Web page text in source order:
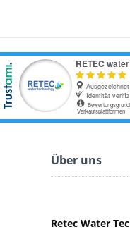
Über uns
Retec Water